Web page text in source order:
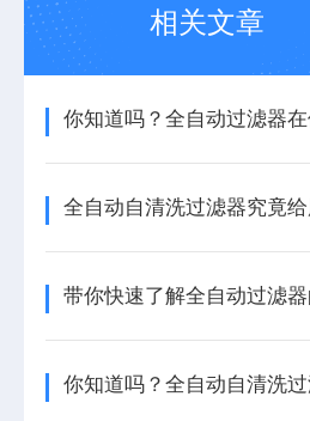
相关文章